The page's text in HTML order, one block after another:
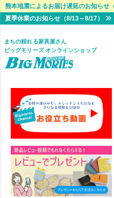
熊本地震によるお届け遅延のお知らせ
夏季休業のお知らせ（8/13～8/17）
まちの頼れる家具屋さん
ビッグモリーズ オンラインショップ